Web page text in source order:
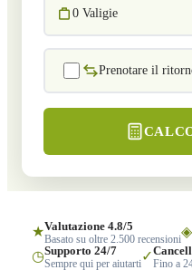
0 Valigie
Prenotare il
★Valutazione 4.8/5
Basato su oltre 2.500 recensioni◈
◷Supporto 24/7
Sempre qui per aiutarti✓Fino a